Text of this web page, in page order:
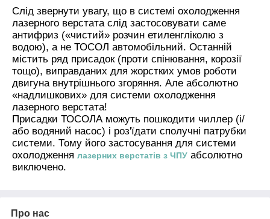
Слід звернути увагу, що в системі охолодження
лазерного верстата слід застосовувати саме
антифриз («чистий» розчин етиленгліколю з
водою), а не ТОСОЛ автомобільний. Останній
містить ряд присадок (проти спінювання, корозії
тощо), виправданих для жорстких умов роботи
двигуна внутрішнього згоряння. Але абсолютно
«надлишкових» для системи охолодження
лазерного верстата!
Присадки ТОСОЛА можуть пошкодити чиллер (і/
або водяний насос) і роз'їдати сполучні патрубки
системи. Тому його застосування для системи
охолодження лазерних верстатів з ЧПУ абсолютно
виключено.
Про нас